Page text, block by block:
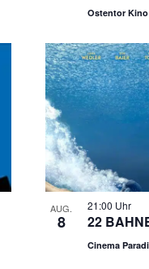
Ostentor Kino
AUG.
8
21:00 Uhr
22
Cinema